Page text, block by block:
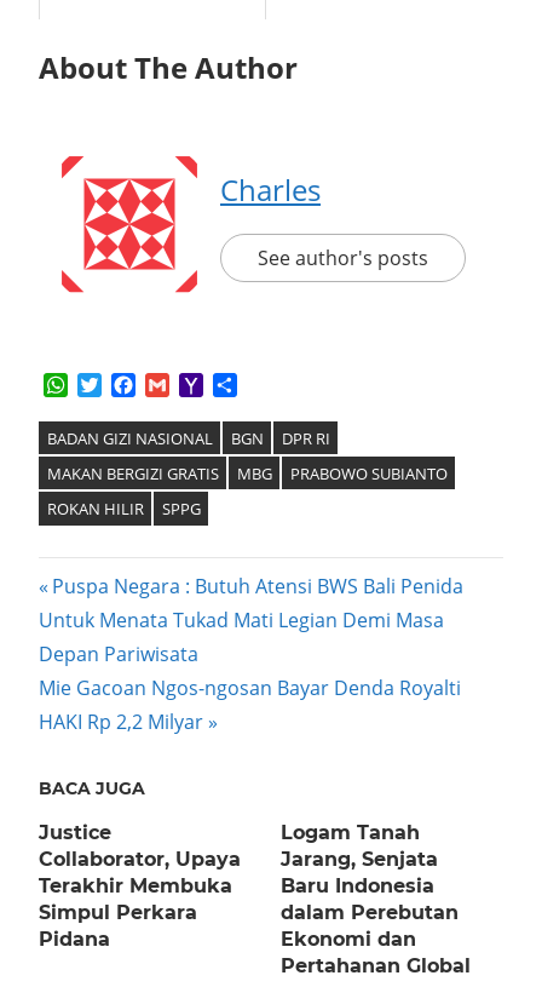
About The Author
Charles
See author's posts
WhatsApp
TwitterFacebook
GmailYahoo
BADAN GIZI NASIONAL BGN
DPR RI
MAKAN BERGIZI GRATIS
MBG
PRABOWO SUBIANTO
ROKAN HILIR
SPPG
Post
navigation
Previous
Post:
Puspa Negara : Butuh Atensi BWS Bali Penida
Untuk Menata Tukad Mati Legian Demi Masa
Depan Pariwisata
Next
Post:
Mie Gacoan Ngos-ngosan Bayar Denda Royalti
HAKI Rp 2,2 Milyar
BACA JUGA
Justice
Collaborator, Upaya
Terakhir Membuka
Simpul Perkara
Pidana
Logam Tanah
Jarang, Senjata
Baru Indonesia
dalam Perebutan
Ekonomi dan
Pertahanan Global